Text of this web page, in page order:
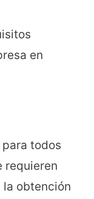
en
todos
requieren
la obtención